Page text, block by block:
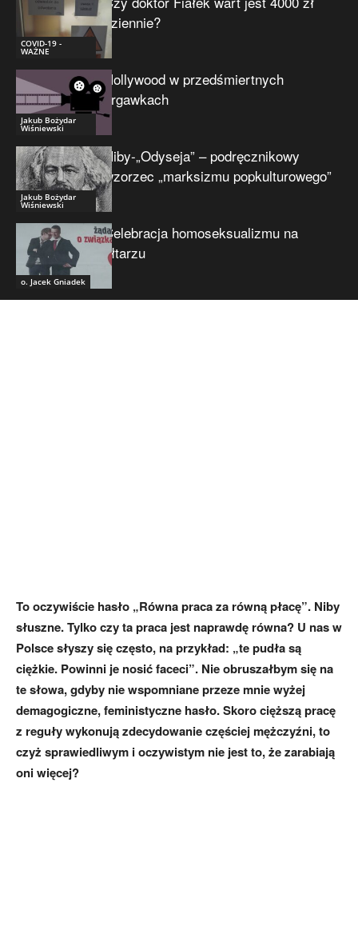
COVID-19 -
WAŻNE
dziennie?
Jakub Bożydar
Wiśniewski
Hollywood w przedśmiertnych
drgawkach
Jakub Bożydar
Wiśniewski
Niby-„Odyseja” – podręcznikowy
wzorzec „marksizmu popkulturowego”
o. Jacek Gniadek
Celebracja homoseksualizmu na
ołtarzu
To oczywiście hasło „Równa praca za równą płacę”. Niby
słuszne. Tylko czy ta praca jest naprawdę równa? U nas w
Polsce słyszy się często, na przykład: „te pudła są
ciężkie. Powinni je nosić faceci”. Nie obruszałbym się na
te słowa, gdyby nie wspomniane przeze mnie wyżej
demagogiczne, feministyczne hasło. Skoro cięższą pracę
z reguły wykonują zdecydowanie częściej mężczyźni, to
czyż sprawiedliwym i oczywistym nie jest to, że zarabiają
oni więcej?